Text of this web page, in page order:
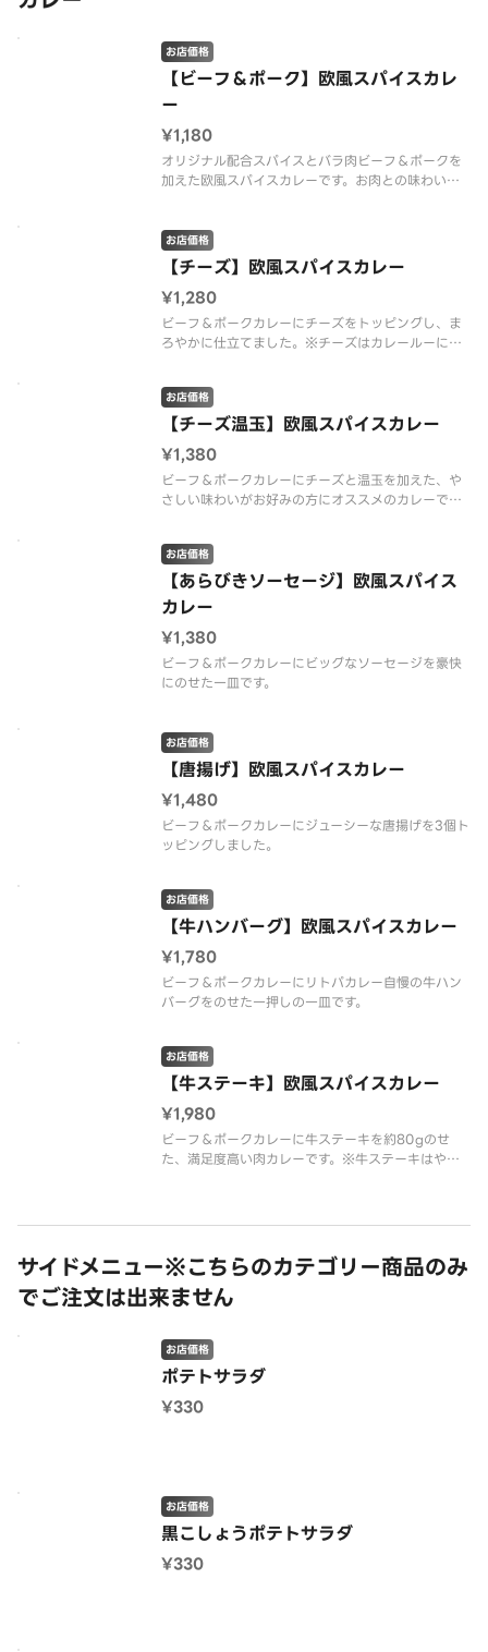
【ビーフ＆ポーク】欧風スパイスカレ
ー
お店価格
¥1,180
オリジナル配合スパイスとバラ肉ビーフ＆ポークを
加えた欧風スパイスカレーです。お肉との味わいが
【チーズ】欧風スパイスカレー
お店価格
¥1,280
ビーフ＆ポークカレーにチーズをトッピングし、ま
ろやかに仕立てました。※チーズはカレールーに混
【チーズ温玉】欧風スパイスカレー
お店価格
¥1,380
ビーフ＆ポークカレーにチーズと温玉を加えた、や
さしい味わいがお好みの方にオススメのカレーで
玉別添え
【あらびきソーセージ】欧風スパイス
カレー
お店価格
¥1,380
ビーフ＆ポークカレーにビッグなソーセージを豪快
にのせた一皿です。
【唐揚げ】欧風スパイスカレー
お店価格
¥1,480
ビーフ＆ポークカレーにジューシーな唐揚げを3個ト
ッピングしました。
【牛ハンバーグ】欧風スパイスカレー
お店価格
¥1,780
ビーフ＆ポークカレーにリトパカレー自慢の牛ハン
バーグをのせた一押しの一皿です。
【牛ステーキ】欧風スパイスカレー
お店価格
¥1,980
ビーフ＆ポークカレーに牛ステーキを約80gのせ
た、満足度高い肉カレーです。※牛ステーキはやわ
サイドメニュー※こちらのカテゴリー商品のみ
でご注文は出来ません
ポテトサラダ
お店価格
¥330
黒こしょうポテトサラダ
お店価格
¥330